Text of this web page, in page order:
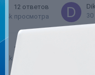
12 ответов
7.4k просмотра
30
12
12.2k